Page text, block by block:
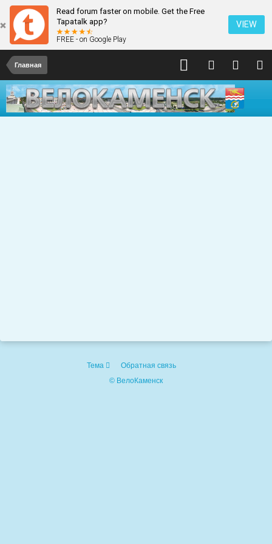
Read forum faster on mobile. Get the Free
Tapatalk app?
FREE - on Google Play
VIEW
Главная
Тема
Обратная связь
© ВелоКаменск